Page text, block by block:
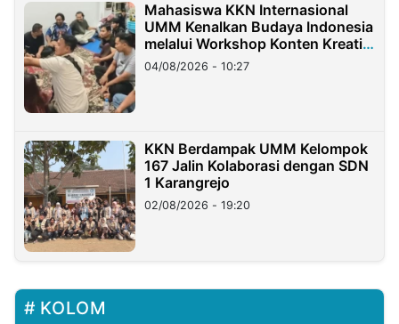
Mahasiswa KKN Internasional
UMM Kenalkan Budaya Indonesia
melalui Workshop Konten Kreatif
di Taiwan
04/08/2026 - 10:27
KKN Berdampak UMM Kelompok
167 Jalin Kolaborasi dengan SDN
1 Karangrejo
02/08/2026 - 19:20
KOLOM